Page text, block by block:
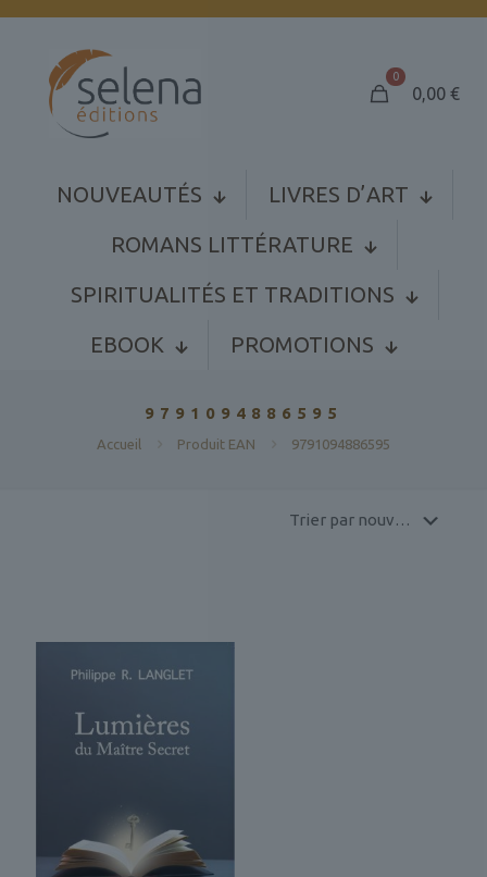
0
0,00€
NOUVEAUTÉS
LIVRES D’ART
ROMANS LITTÉRATURE
SPIRITUALITÉS ET TRADITIONS
EBOOK
PROMOTIONS
9791094886595
Accueil Produit EAN 9791094886595